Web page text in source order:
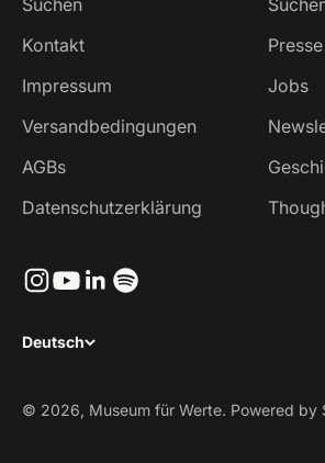
Suchen
Kontakt
Impressum
Versandbedingungen
AGBs
Datenschutzerklärung
Jobs
Deutsch
© 2026, Museum für Werte. Powered by